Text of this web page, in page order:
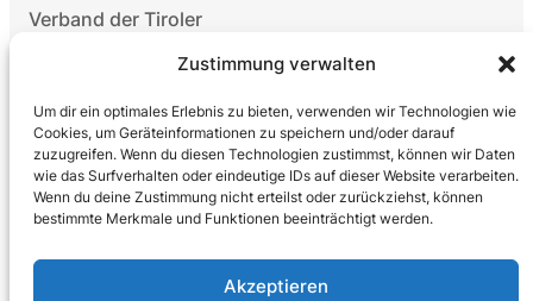
Zustimmung verwalten
Um dir ein optimales Erlebnis zu bieten, verwenden wir Technologien wie
Cookies, um Geräteinformationen zu speichern und/oder darauf
zuzugreifen. Wenn du diesen Technologien zustimmst, können wir Daten
wie das Surfverhalten oder eindeutige IDs auf dieser Website verarbeiten.
Wenn du deine Zustimmung nicht erteilst oder zurückziehst, können
bestimmte Merkmale und Funktionen beeinträchtigt werden.
Akzeptieren
Verband der Tiroler
Brixner Straße 3/2. Stock
6020 Innsbruck
INFOS